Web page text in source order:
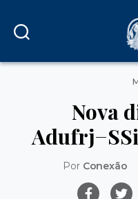
Nova
Por Conexão